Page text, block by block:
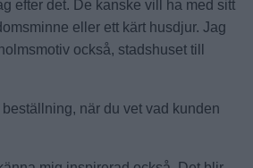
efter det. De kanske vill ha med sitt
eller ett kärt husdjur. Jag
också, stadshuset till
när du vet vad kunden